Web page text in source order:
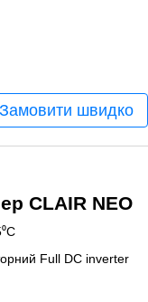
Замовити швидко
CLAIR NEO
Full DC inverter